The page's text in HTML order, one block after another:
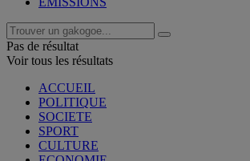
Pas de résultat
Voir tous les résultats
ACCUEIL
POLITIQUE
SOCIETE
SPORT
CULTURE